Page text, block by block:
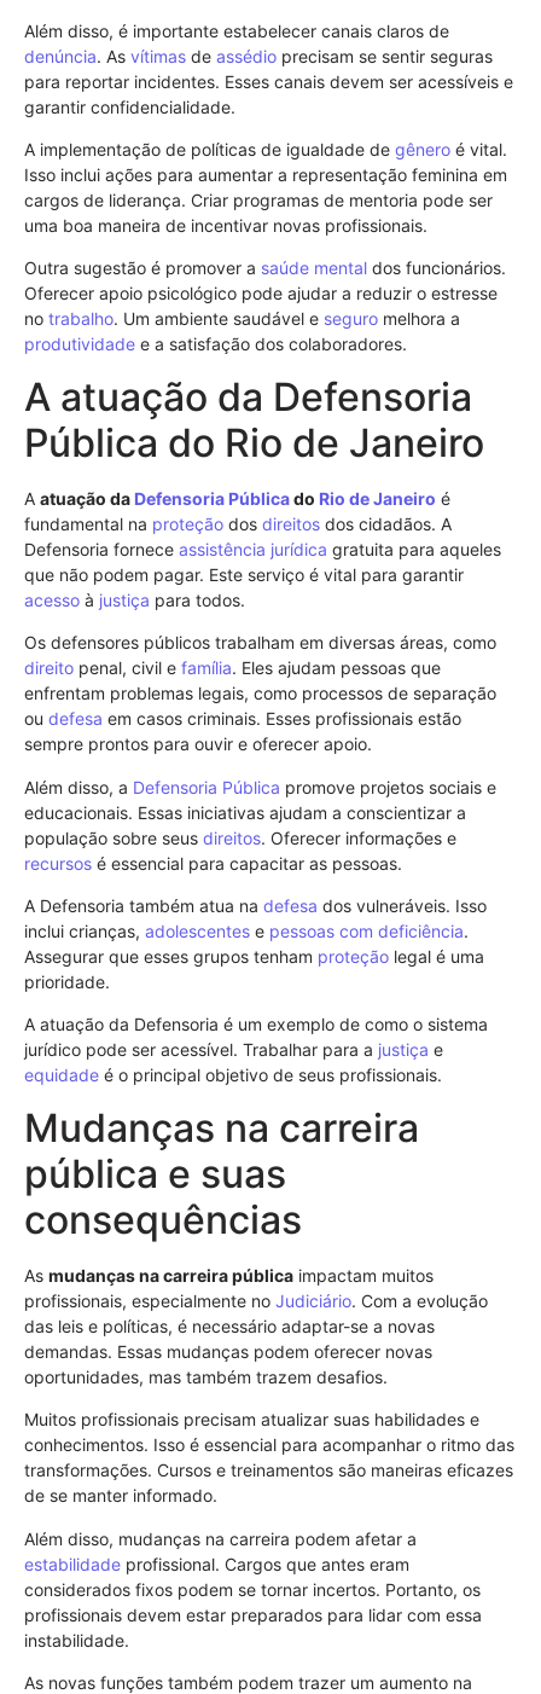
Além disso, é importante estabelecer canais claros de
denúncia. As vítimas de assédio precisam se sentir seguras
para reportar incidentes. Esses canais devem ser acessíveis e
garantir confidencialidade.
A implementação de políticas de igualdade de gênero é vital.
Isso inclui ações para aumentar a representação feminina em
cargos de liderança. Criar programas de mentoria pode ser
uma boa maneira de incentivar novas profissionais.
Outra sugestão é promover a saúde mental dos funcionários.
Oferecer apoio psicológico pode ajudar a reduzir o estresse
no trabalho. Um ambiente saudável e seguro melhora a
produtividade e a satisfação dos colaboradores.
A atuação da Defensoria
Pública do Rio de Janeiro
A atuação da Defensoria Públicado Rio de Janeiro é
fundamental na proteção dos direitos dos cidadãos. A
Defensoria fornece assistência jurídica gratuita para aqueles
que não podem pagar. Este serviço é vital para garantir
acesso à justiça para todos.
Os defensores públicos trabalham em diversas áreas, como
direito penal, civil e família. Eles ajudam pessoas que
enfrentam problemas legais, como processos de separação
ou defesa em casos criminais. Esses profissionais estão
sempre prontos para ouvir e oferecer apoio.
Além disso, a Defensoria Pública promove projetos sociais e
educacionais. Essas iniciativas ajudam a conscientizar a
população sobre seus direitos. Oferecer informações e
recursos é essencial para capacitar as pessoas.
A Defensoria também atua na defesa dos vulneráveis. Isso
inclui crianças, adolescentes e pessoas com deficiência.
Assegurar que esses grupos tenham proteção legal é uma
prioridade.
A atuação da Defensoria é um exemplo de como o sistema
jurídico pode ser acessível. Trabalhar para a justiça e
equidade é o principal objetivo de seus profissionais.
Mudanças na carreira
pública e suas
consequências
As mudanças na carreira pública impactam muitos
profissionais, especialmente no Judiciário. Com a evolução
das leis e políticas, é necessário adaptar-se a novas
demandas. Essas mudanças podem oferecer novas
oportunidades, mas também trazem desafios.
Muitos profissionais precisam atualizar suas habilidades e
conhecimentos. Isso é essencial para acompanhar o ritmo das
transformações. Cursos e treinamentos são maneiras eficazes
de se manter informado.
Além disso, mudanças na carreira podem afetar a
estabilidade profissional. Cargos que antes eram
considerados fixos podem se tornar incertos. Portanto, os
profissionais devem estar preparados para lidar com essa
instabilidade.
As novas funções também podem trazer um aumento na